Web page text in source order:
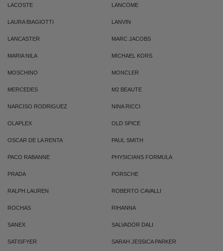
LACOSTE LANCOME
LAURA BIAGIOTTI LANVIN
LANCASTER MARC JACOBS
MARIA NILA MICHAEL KORS
MOSCHINO MONCLER
MERCEDES M2 BEAUTE
NARCISO RODRIGUEZ NINA RICCI
OLAPLEX OLD SPICE
OSCAR DE LA RENTA PAUL SMITH
PACO RABANNE PHYSICIANS FORMULA
PRADA PORSCHE
RALPH LAUREN ROBERTO CAVALLI
ROCHAS RIHANNA
SANEX SALVADOR DALI
SATISFYER SARAH JESSICA PARKER